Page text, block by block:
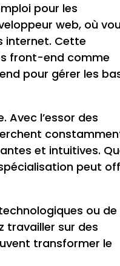
pour les
web, où
internet. Cette
front-end comme
pour gérer les
Avec l’essor des
et intuitives.
peut
ou de
travailler sur des
transformer le